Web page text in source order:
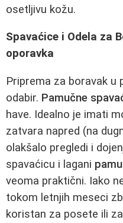
osetljivu kožu.
Spavaćice i Odela za
oporavka
Priprema za boravak u
odabir. Pamučne
have. Idealno je imati
zatvara napred (na
olakšalo pregledi i
spavaćicu i lagani
veoma praktični. Iako
tokom letnjih meseci
koristan za posete ili